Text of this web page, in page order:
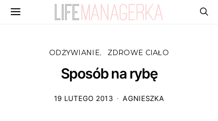
ODŻYWIANIE ZDROWE CIAŁO
Sposób na rybę
19 LUTEGO 2013 AGNIESZKA